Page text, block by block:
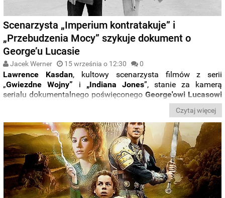
Scenarzysta „Imperium kontratakuje” i
„Przebudzenia Mocy” szykuje dokument o
George’u Lucasie
Jacek Werner 15 września o 12:30 0
Lawrence Kasdan, kultowy scenarzysta filmów z serii
„Gwiezdne Wojny” i „Indiana Jones”, stanie za kamerą
serialu dokumentalnego poświęconegoGeorge'owi Lucasowi
Czytaj więcej